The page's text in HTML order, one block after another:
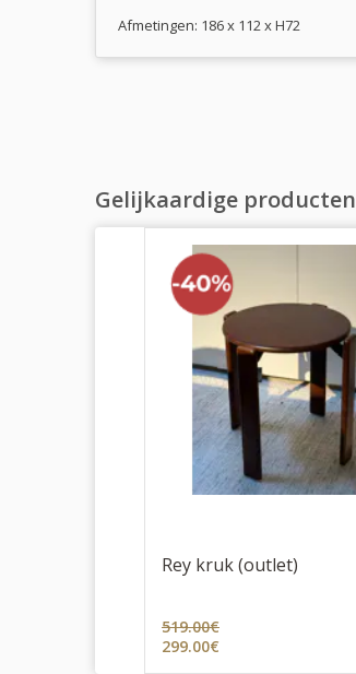
Afmetingen: 186 x 112 x H72
Gelijkaardige producten
Rey kruk (outlet)
519.00€
299.00€